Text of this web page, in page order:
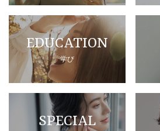
EDUCATION
学び
SPECIAL